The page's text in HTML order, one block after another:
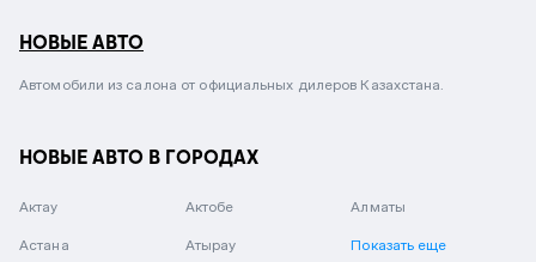
НОВЫЕ АВТО
Автомобили из салона от официальных дилеров Казахстана.
НОВЫЕ АВТО В ГОРОДАХ
Актау Актобе Алматы
Астана Атырау Показать еще